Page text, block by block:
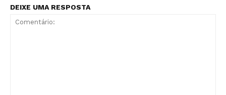
DEIXE UMA RESPOSTA